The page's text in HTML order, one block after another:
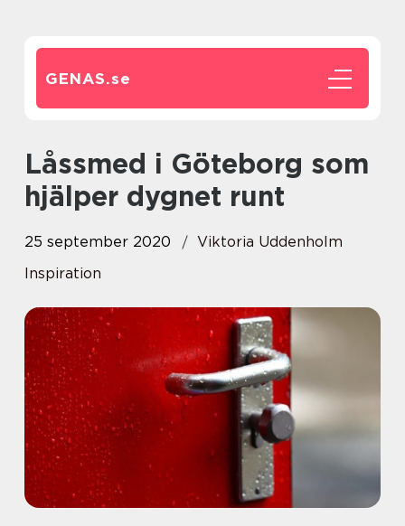
GENAS.se
Låssmed i Göteborg som
hjälper dygnet runt
25 september 2020
Viktoria Uddenholm
Inspiration